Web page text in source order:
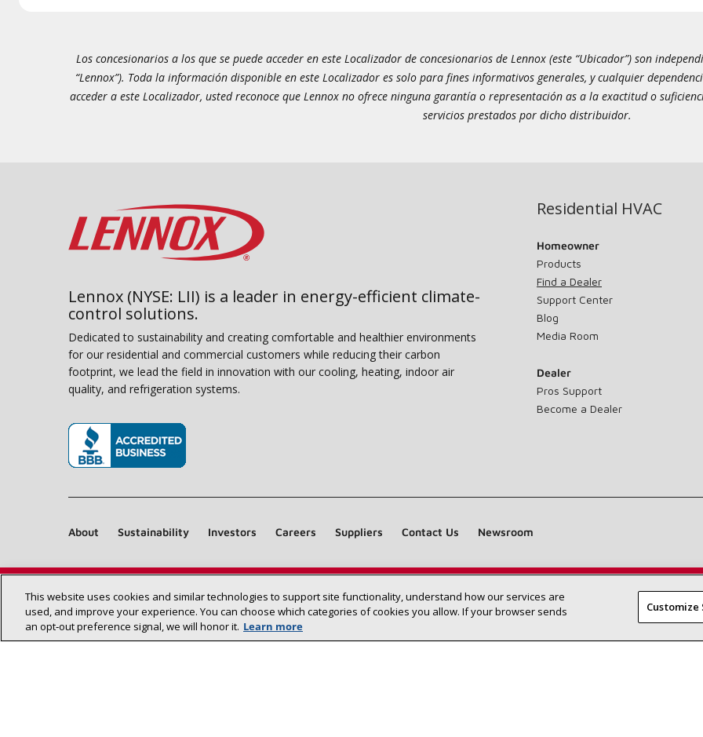
Los concesionarios a los que se puede acceder en este Localizador de concesionarios de Lennox (este “Ubicador”) son
“Lennox”). Toda la información disponible en este Localizador es solo para fines informativos generales, y cualquier
acceder a este Localizador, usted reconoce que Lennox no ofrece ninguna garantía o representación as a la exactitud o
servicios prestados por dicho distribuidor.
Find a Lennox dealer near you SEARCH DEALERS
Lennox (NYSE: LII) is a leader in energy-efficient climate-
control solutions.
Dedicated to sustainability and creating comfortable and healthier environments
for our residential and commercial customers while reducing their carbon
footprint, we lead the field in innovation with our cooling, heating, indoor air
quality, and refrigeration systems.
Residential HVAC
Homeowner
Products
Find a Dealer
Support Center
Blog
Media Room
Dealer
Pros Support
Become a Dealer
About Sustainability Investors Careers Suppliers Contact Us Newsroom
Site Map
This website uses cookies and similar technologies to support site functionality, understand how our services are
used, and improve your experience. You can choose which categories of cookies you allow. If your browser sends
an opt‑out preference signal, we will honor it. Learn more